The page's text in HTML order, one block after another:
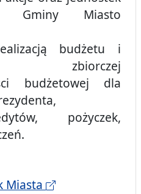
Gminy Miasto
budżetu i
zbiorczej
budżetowej dla
pożyczek,
Miasta